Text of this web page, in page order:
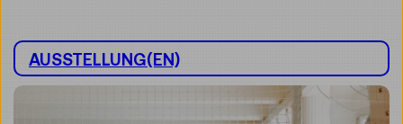
AUSSTELLUNG(EN)